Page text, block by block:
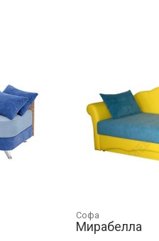
Софа
Мирабелла